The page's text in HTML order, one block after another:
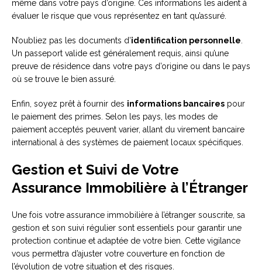
même dans votre pays d’origine. Ces informations les aident à
évaluer le risque que vous représentez en tant qu’assuré.
N’oubliez pas les documents d’identification personnelle.
Un passeport valide est généralement requis, ainsi qu’une
preuve de résidence dans votre pays d’origine ou dans le pays
où se trouve le bien assuré.
Enfin, soyez prêt à fournir des informations bancaires pour
le paiement des primes. Selon les pays, les modes de
paiement acceptés peuvent varier, allant du virement bancaire
international à des systèmes de paiement locaux spécifiques.
Gestion et Suivi de Votre
Assurance Immobilière à l’Étranger
Une fois votre assurance immobilière à l’étranger souscrite, sa
gestion et son suivi régulier sont essentiels pour garantir une
protection continue et adaptée de votre bien. Cette vigilance
vous permettra d’ajuster votre couverture en fonction de
l’évolution de votre situation et des risques.